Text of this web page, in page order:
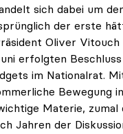
sich dabei um
der erste
Oliver Vitouch
erfolgten
im Nationalrat.
Bewegung
Materie, zumal
Jahren der